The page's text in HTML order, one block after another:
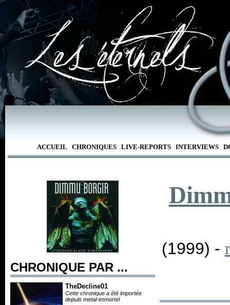
ACCUEIL CHRONIQUES LIVE-REPORTS INTERVIEWS
CHRONIQUE PAR ...
TheDecline01
Cette chronique a été importée
depuis metal-immortel
(1999) -